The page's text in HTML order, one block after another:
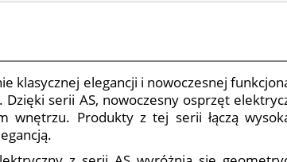
klasycznej elegancji i nowoczesnej
serii AS, nowoczesny osprzęt
wnętrzu. Produkty z tej serii łączą